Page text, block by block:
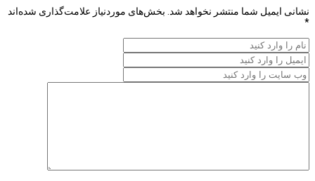
نشانی ایمیل شما منتشر نخواهد شد. بخش‌های موردنیاز علامت‌گذاری شده‌اند
*